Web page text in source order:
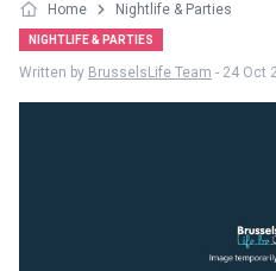
Home Nightlife & Parties
NIGHTLIFE & PARTIES
Written by BrusselsLife Team - 24 Oct